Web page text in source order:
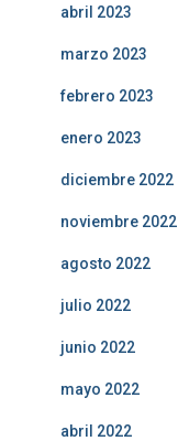
abril 2023
marzo 2023
febrero 2023
enero 2023
diciembre 2022
noviembre 2022
agosto 2022
julio 2022
junio 2022
mayo 2022
abril 2022